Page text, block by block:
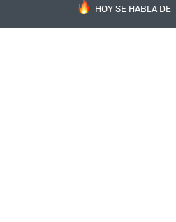
HOY SE HABLA DE